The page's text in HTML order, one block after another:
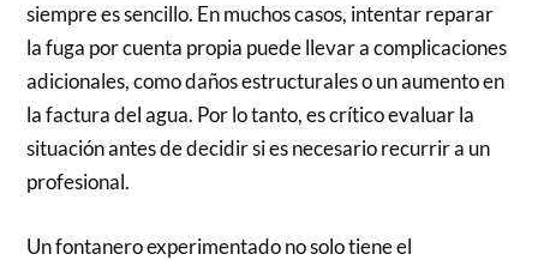
siempre es sencillo. En muchos casos, intentar reparar
la fuga por cuenta propia puede llevar a complicaciones
adicionales, como daños estructurales o un aumento en
la factura del agua. Por lo tanto, es crítico evaluar la
situación antes de decidir si es necesario recurrir a un
profesional.
Un fontanero experimentado no solo tiene el